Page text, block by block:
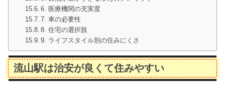
6. 医療機関の充実度
7. 車の必要性
8. 住宅の選択肢
9. ライフスタイル別の住みにくさ
流山駅は治安が良くて住みやすい